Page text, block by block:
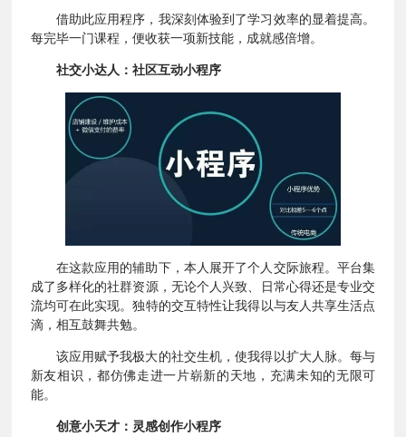
借助此应用程序，我深刻体验到了学习效率的显着提高。
每完毕一门课程，便收获一项新技能，成就感倍增。
社交小达人：社区互动小程序
在这款应用的辅助下，本人展开了个人交际旅程。平台集
成了多样化的社群资源，无论个人兴致、日常心得还是专业交
流均可在此实现。独特的交互特性让我得以与友人共享生活点
滴，相互鼓舞共勉。
该应用赋予我极大的社交生机，使我得以扩大人脉。每与
新友相识，都仿佛走进一片崭新的天地，充满未知的无限可
能。
创意小天才：灵感创作小程序